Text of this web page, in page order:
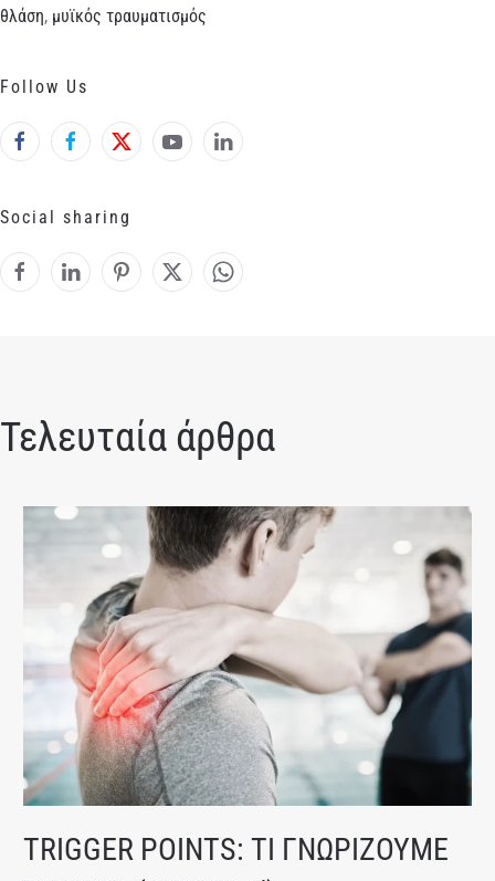
θλάση, μυϊκός τραυματισμός
Follow Us
Social sharing
Τελευταία άρθρα
TRIGGER POINTS: ΤΙ ΓΝΩΡΙΖΟΥΜΕ